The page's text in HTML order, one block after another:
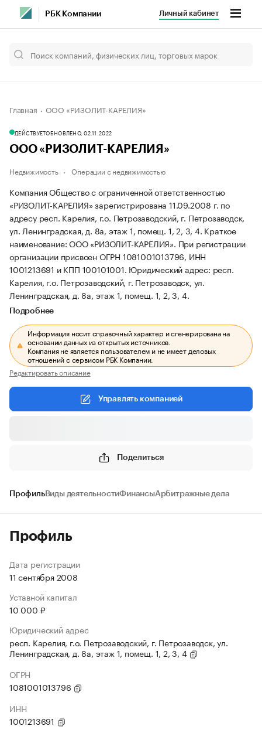
РБК Компании Личный кабинет
Главная ООО «РИЗОЛИТ-КАРЕЛИЯ»
ДЕЙСТВУЕТОБНОВЛЕНО, 02.11.2022
ООО «РИЗОЛИТ-КАРЕЛИЯ»
Недвижимость Операции с недвижимостью
Компания Общество с ограниченной ответственностью
«РИЗОЛИТ-КАРЕЛИЯ» зарегистрирована 11.09.2008 г. по
адресу респ. Карелия, г.о. Петрозаводский, г. Петрозаводск,
ул. Ленинградская, д. 8а, этаж 1, помещ. 1, 2, 3, 4. Краткое
наименование: ООО «РИЗОЛИТ-КАРЕЛИЯ». При регистрации
организации присвоен ОГРН 1081001013796, ИНН
1001213691 и КПП 100101001. Юридический адрес: респ.
Карелия, г.о. Петрозаводский, г. Петрозаводск, ул.
Ленинградская, д. 8а, этаж 1, помещ. 1, 2, 3, 4.
Подробнее
Информация носит справочный характер и сгенерирована на
основании данных из открытых источников.
Компания не является пользователем и не имеет деловых
отношений с сервисом РБК Компании.
Редактировать описание
Управлять компанией
Поделиться
ПрофильВиды деятельностиФинансыАрбитражные дела
Профиль
Дата регистрации
11 сентября 2008
Уставной капитал
10 000 ₽
Юридический адрес
респ. Карелия, г.о. Петрозаводский, г. Петрозаводск, ул.
Ленинградская, д. 8а, этаж 1, помещ. 1, 2, 3, 4
ОГРН
1081001013796
ИНН
1001213691